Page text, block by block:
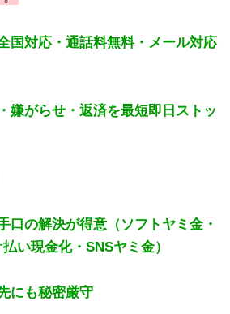
国対応・通話料無料・メール対応
嫌がらせ・返済を最短即日ストッ
口の解決が得意（ソフトヤミ金・
い現金化・SNSヤミ金）
にも秘密厳守